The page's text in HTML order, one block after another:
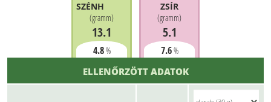
SZÉNHIDRÁT
(gramm)
13.1
4.8%
ZSÍR
(gramm)
5.1
7.6%
ELLENŐRZÖTT ADATOK